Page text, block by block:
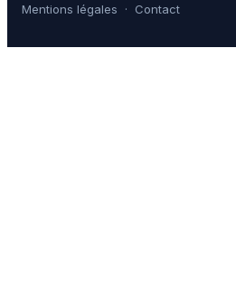
Mentions légales · Contact